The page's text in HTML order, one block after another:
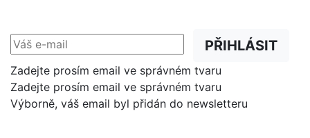
PŘIHLÁSIT
Zadejte prosím email ve správném tvaru
Zadejte prosím email ve správném tvaru
Výborně, váš email byl přidán do newsletteru